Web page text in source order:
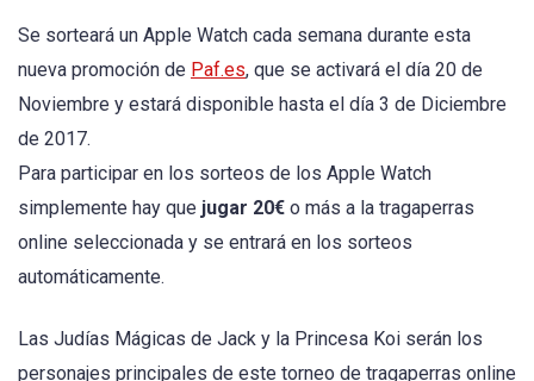
Se sorteará un Apple Watch cada semana durante esta
nueva promoción de Paf.es, que se activará el día 20 de
Noviembre y estará disponible hasta el día 3 de Diciembre
de 2017.
Para participar en los sorteos de los Apple Watch
simplemente hay que jugar 20€ o más a la tragaperras
online seleccionada y se entrará en los sorteos
automáticamente.
Las Judías Mágicas de Jack y la Princesa Koi serán los
personajes principales de este torneo de tragaperras online